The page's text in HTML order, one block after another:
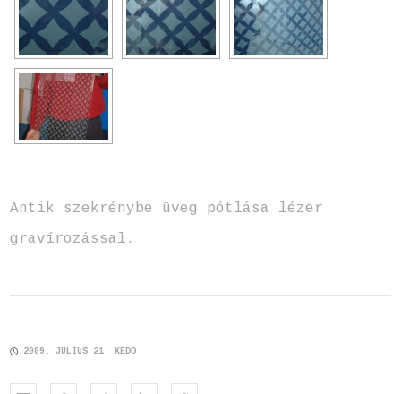
Antik szekrénybe üveg pótlása lézer
gravírozással.
2009. JÚLIUS 21. KEDD